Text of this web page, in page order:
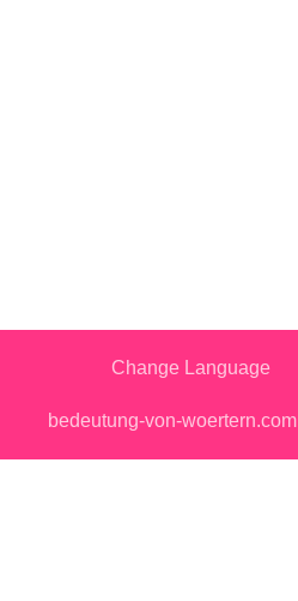
Change Language
bedeutung-von-woertern.com